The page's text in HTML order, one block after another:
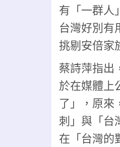
有「一群人
台灣好別有
挑剔安倍家
蔡詩萍指出
於在媒體上
了」，原來
刺」與「台
在「台灣的